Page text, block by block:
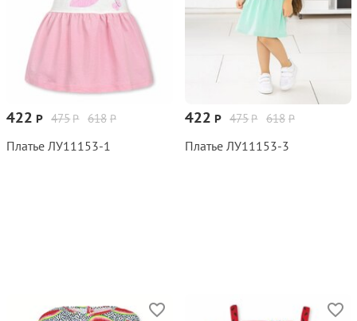
618 Р
475Р
422 Р
Платье ЛУ11153‑1
618 Р
475Р
422 Р
Платье ЛУ11153‑3